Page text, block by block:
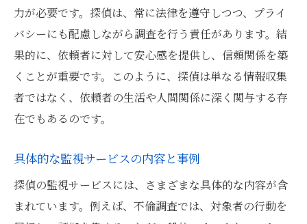
力が必要です。探偵は、常に法律を遵守しつつ、プライ
バシーにも配慮しながら調査を行う責任があります。結
果的に、依頼者に対して安心感を提供し、信頼関係を築
くことが重要です。このように、探偵は単なる情報収集
者ではなく、依頼者の生活や人間関係に深く関与する存
在でもあるのです。
具体的な監視サービスの内容と事例
探偵の監視サービスには、さまざまな具体的な内容が含
まれています。例えば、不倫調査では、対象者の行動を